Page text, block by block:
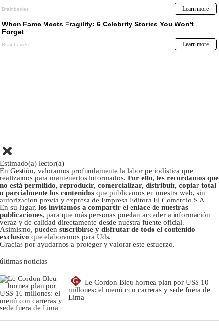
Estimado(a) lector(a)
En Gestión, valoramos profundamente la labor periodística que
realizamos para mantenerlos informados. Por ello, les recordamos que
no está permitido, reproducir, comercializar, distribuir, copiar total
o parcialmente los contenidos que publicamos en nuestra web, sin
autorizacion previa y expresa de Empresa Editora El Comercio S.A.
En su lugar, los invitamos a compartir el enlace de nuestras
publicaciones, para que más personas puedan acceder a información
veraz y de calidad directamente desde nuestra fuente oficial.
Asimismo, pueden suscribirse y disfrutar de todo el contenido
exclusivo que elaboramos para Uds.
Gracias por ayudarnos a proteger y valorar este esfuerzo.
últimas noticias
G
Le Cordon Bleu hornea plan por US$ 10
millones: el menú con carreras y sede fuera de
Lima